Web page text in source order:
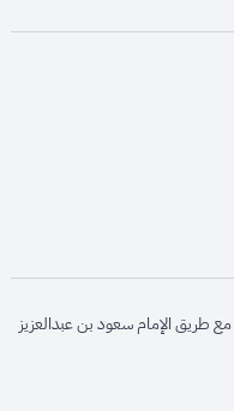
opens in new
مع طريق الإمام سعود بن عبدالعزيز